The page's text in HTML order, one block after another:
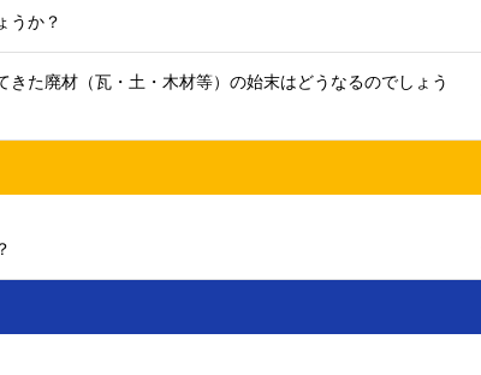
うか？
た廃材（瓦・土・木材等）の始末はどうなるのでしょう